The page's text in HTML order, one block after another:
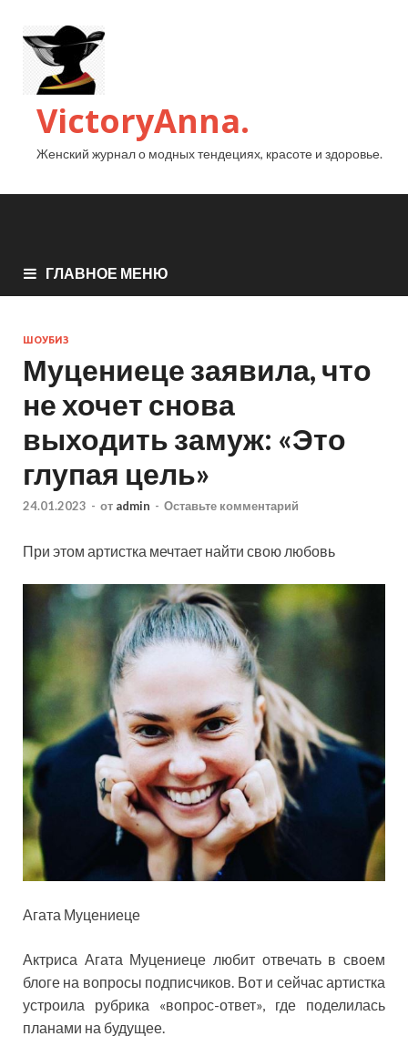
VictoryAnna.
Женский журнал о модных тендециях, красоте и здоровье.
ГЛАВНОЕ МЕНЮ
ШОУБИЗ
Муцениеце заявила, что
не хочет снова
выходить замуж: «Это
глупая цель»
24.01.2023 - от admin - Оставьте комментарий
При этом артистка мечтает найти свою любовь
Агата Муцениеце
Актриса Агата Муцениеце любит отвечать в своем
блоге на вопросы подписчиков. Вот и сейчас артистка
устроила рубрика «вопрос-ответ», где поделилась
планами на будущее.